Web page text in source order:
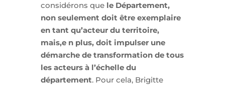
considérons que le Département,
non seulement doit être exemplaire
en tant qu’acteur du territoire,
mais,e n plus, doit impulser une
démarche de transformation de tous
les acteurs à l’échelle du
département. Pour cela, Brigitte